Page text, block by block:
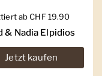
Preis
ab CHF 19.90
& Nadia Elpidios
Jetzt kaufen